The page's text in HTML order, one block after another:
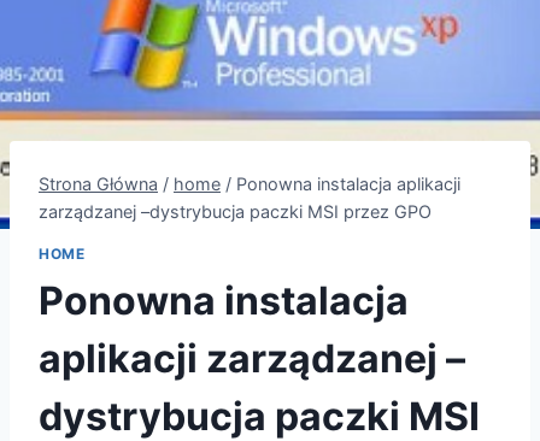
Strona Główna / home / Ponowna instalacja aplikacji
zarządzanej –dystrybucja paczki MSI przez GPO
HOME
Ponowna instalacja
aplikacji zarządzanej –
dystrybucja paczki MSI